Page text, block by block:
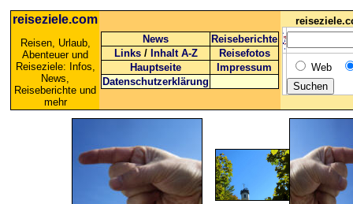
reiseziele.com
Reisen, Urlaub,
Abenteuer und
Reiseziele: Infos,
News,
Reiseberichte und
mehr
News
Reiseberichte
Links / Inhalt A-Z
Reisefotos
Hauptseite
Impressum
Datenschutzerklärung
Web